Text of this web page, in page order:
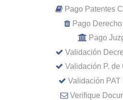
Pago Patentes
Pago
Pago
Validación
Validación P. de
Validación PAT
Verifique